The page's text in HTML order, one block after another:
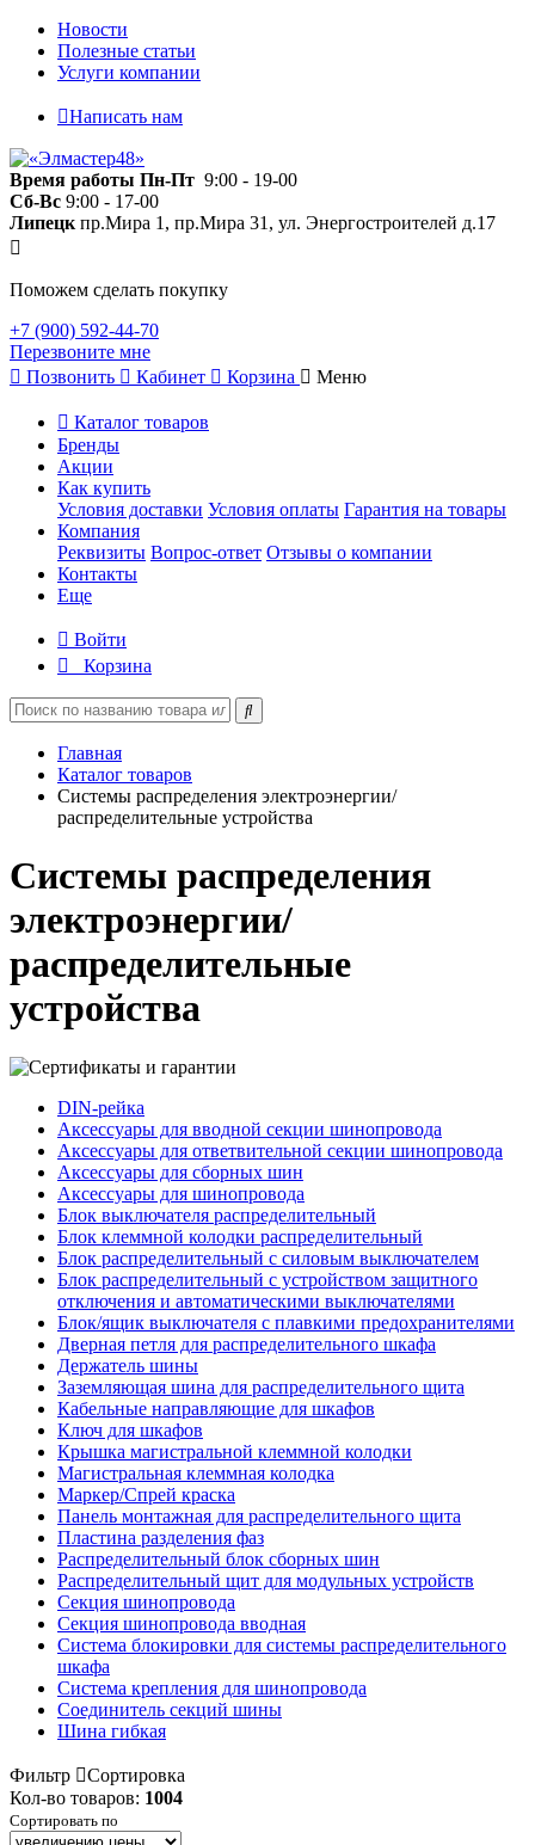
Новости
Полезные статьи
Услуги компании
Написать нам
Время работы Пн-Пт 9:00 - 19-00
Сб-Вс 9:00 - 17-00
Липецк пр.Мира 1, пр.Мира 31, ул. Энергостроителей д.17
Поможем сделать покупку
+7 (900) 592-44-70
Перезвоните мне
Позвонить
Кабинет Корзина Меню
Каталог товаров
Бренды
Акции
Как купить
Условия доставки Условия оплаты Гарантия на товары
Компания
Реквизиты Вопрос-ответ Отзывы о компании
Контакты
Еще
Войти
Корзина
Главная
Каталог товаров
Системы распределения электроэнергии/
распределительные устройства
Системы распределения
электроэнергии/
распределительные
устройства
DIN-рейка
Аксессуары для вводной секции шинопровода
Аксессуары для ответвительной секции шинопровода
Аксессуары для сборных шин
Аксессуары для шинопровода
Блок выключателя распределительный
Блок клеммной колодки распределительный
Блок распределительный с силовым выключателем
Блок распределительный с устройством защитного
отключения и автоматическими выключателями
Блок/ящик выключателя с плавкими предохранителями
Дверная петля для распределительного шкафа
Держатель шины
Заземляющая шина для распределительного щита
Кабельные направляющие для шкафов
Ключ для шкафов
Крышка магистральной клеммной колодки
Магистральная клеммная колодка
Маркер/Спрей краска
Панель монтажная для распределительного щита
Пластина разделения фаз
Распределительный блок сборных шин
Распределительный щит для модульных устройств
Секция шинопровода
Секция шинопровода вводная
Система блокировки для системы распределительного
шкафа
Система крепления для шинопровода
Соединитель секций шины
Шина гибкая
Фильтр
Сортировка
Кол-во товаров: 1004
Сортировать по